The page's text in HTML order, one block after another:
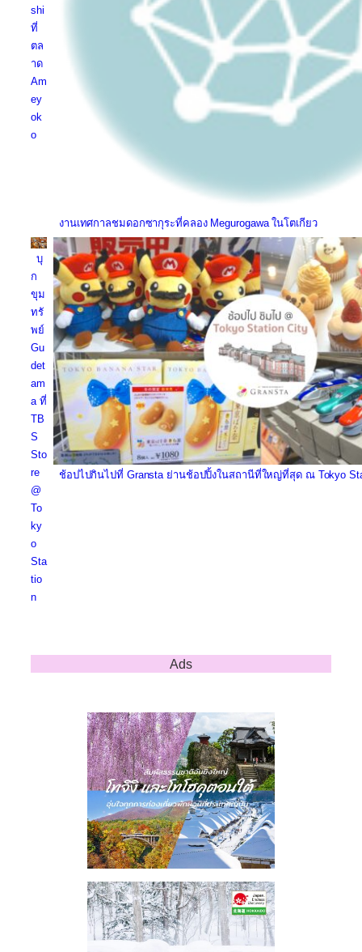
shi
ที่
ตล
าด
Am
ey
ok
o
งานเทศกาลชมดอกซากุระที่คลอง Megurogawa ในโตเกียว
บุ
ก
ขุม
ทรั
พย์
Gu
det
am
a ที่
TB
S
Sto
re
@
To
ky
o
Sta
tio
n
ช้อปไปกินไปที่ Gransta ย่านช้อปปิ้งในสถานีที่ใหญ่ที่สุด ณ Tokyo
Ads